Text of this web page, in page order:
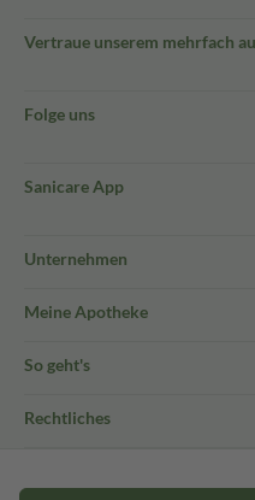
Vertraue unserem mehrfach
Folge uns
Sanicare App
Unternehmen
Meine Apotheke
So geht's
Rechtliches